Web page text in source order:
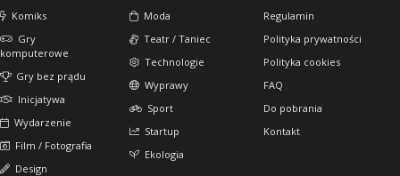
Komiks
Gry
komputerowe
Gry bez prądu
Inicjatywa
Wydarzenie
Film / Fotografia
Design
Moda
Teatr / Taniec
Technologie
Wyprawy
Sport
Startup
Ekologia
Regulamin
Polityka prywatności
Polityka cookies
FAQ
Do pobrania
Kontakt